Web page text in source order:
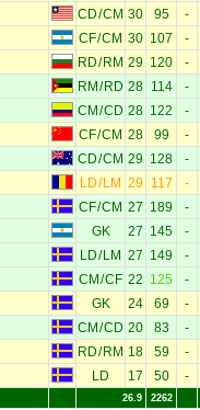
CD/CM 30 95 -
CF/CM 30 107 -
RD/ RM 29 120 -
RM / RD 28 114 -
CM /CD 28 122 -
CF/CM 28 99 -
CD/CM 29 128 -
LD/ LM 29 117 -
CF/CM 27 189 -
GK 27 145 -
LD/ LM 27 149 -
CM /CF 22 125 -
GK 24 69 -
CM /CD 20 83 -
RD/ RM 18 59 -
LD 17 50 -
26.9 2262